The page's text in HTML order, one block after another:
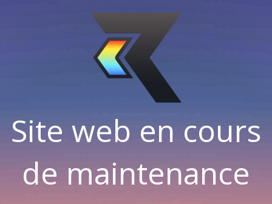
Site web en cours
de maintenance